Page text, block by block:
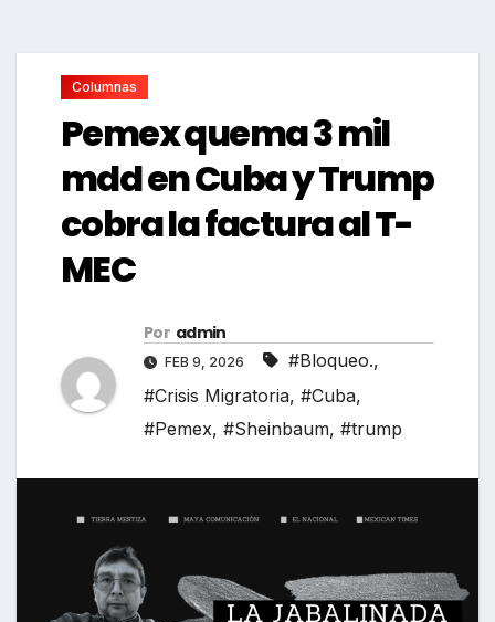
Columnas
Pemex quema 3 mil
mdd en Cuba y Trump
cobra la factura al T-
MEC
Por admin
FEB 9, 2026 #Bloqueo.,
#Crisis Migratoria, #Cuba,
#Pemex, #Sheinbaum, #trump